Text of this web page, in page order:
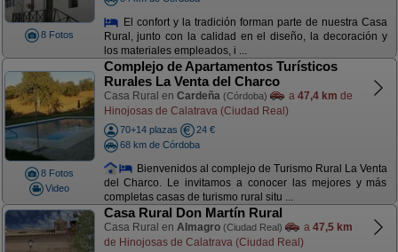
8 Fotos
El confort y la tradición forman parte de nuestra Casa
Rural, junto con la calidad en el diseño, la decoración y
los materiales empleados, i ...
8 Fotos
Video
Complejo de Apartamentos Turísticos
Rurales La Venta del Charco
Casa Rural en Cardeña (Córdoba) a 47,4 km de
Hinojosas de Calatrava (Ciudad Real)
70+14 plazas
24 €
68 km de Córdoba
Bienvenidos al complejo de Turismo Rural La Venta
del Charco. Le invitamos a conocer las mejores y más
completas casas de turismo rural situ ...
Casa Rural Don Martín Rural
Casa Rural en Almagro (Ciudad Real) a 47,5 km
de Hinojosas de Calatrava (Ciudad Real)